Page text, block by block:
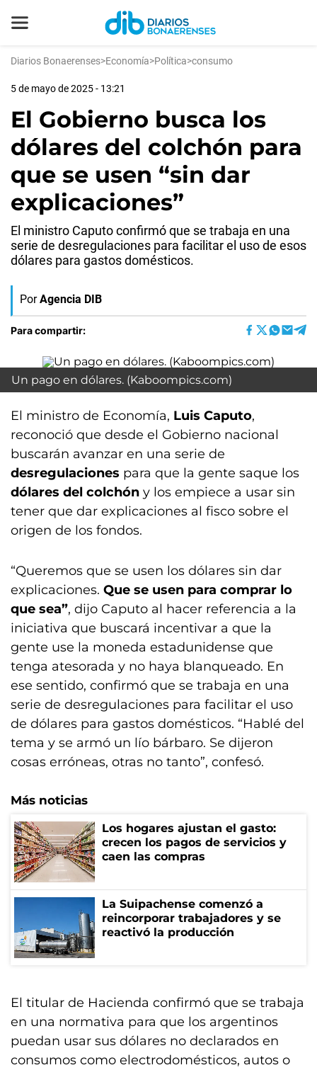
Diarios Bonaerenses>Economía>Política>consumo
5 de mayo de 2025 - 13:21
El Gobierno busca los
dólares del colchón para
que se usen “sin dar
explicaciones”
El ministro Caputo confirmó que se trabaja en una
serie de desregulaciones para facilitar el uso de esos
dólares para gastos domésticos.
Por Agencia DIB
Para compartir:
Un pago en dólares. (Kaboompics.com)
El ministro de Economía, Luis Caputo,
reconoció que desde el Gobierno nacional
buscarán avanzar en una serie de
desregulaciones para que la gente saque los
dólares del colchón y los empiece a usar sin
tener que dar explicaciones al fisco sobre el
origen de los fondos.
“Queremos que se usen los dólares sin dar
explicaciones. Que se usen para comprar lo
que sea”, dijo Caputo al hacer referencia a la
iniciativa que buscará incentivar a que la
gente use la moneda estadunidense que
tenga atesorada y no haya blanqueado. En
ese sentido, confirmó que se trabaja en una
serie de desregulaciones para facilitar el uso
de dólares para gastos domésticos. “Hablé del
tema y se armó un lío bárbaro. Se dijeron
cosas erróneas, otras no tanto”, confesó.
Más noticias
Los hogares ajustan el gasto:
crecen los pagos de servicios y
caen las compras
La Suipachense comenzó a
reincorporar trabajadores y se
reactivó la producción
El titular de Hacienda confirmó que se trabaja
en una normativa para que los argentinos
puedan usar sus dólares no declarados en
consumos como electrodomésticos, autos o